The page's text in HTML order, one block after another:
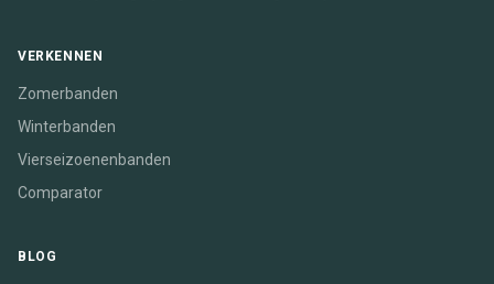
VERKENNEN
Zomerbanden
Winterbanden
Vierseizoenenbanden
Comparator
BLOG